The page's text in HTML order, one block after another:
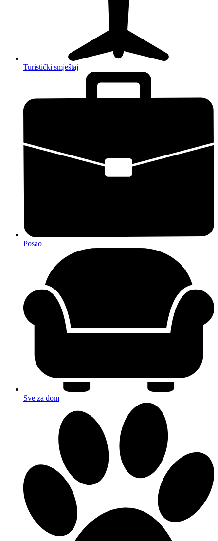
Turistički smještaj
Posao
Sve za dom